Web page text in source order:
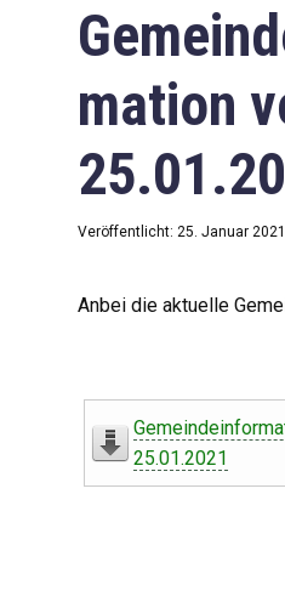
mation
Veröffentlicht: 25. Januar 2021
Anbei die aktuelle
25.01.2021